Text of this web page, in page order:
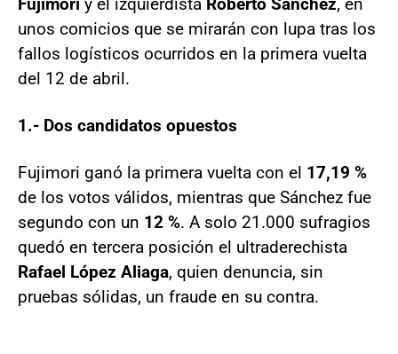
unos comicios que se mirarán con lupa tras los
fallos logísticos ocurridos en la primera vuelta
del 12 de abril.
1.- Dos candidatos opuestos
Fujimori ganó la primera vuelta con el 17,19 %
de los votos válidos, mientras que Sánchez fue
segundo con un 12 %. A solo 21.000 sufragios
quedó en tercera posición el ultraderechista
Rafael López Aliaga, quien denuncia, sin
pruebas sólidas, un fraude en su contra.